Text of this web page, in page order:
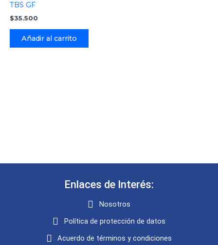
TBS GF
$35.500
Añadir al carrito
Enlaces de Interés:
Nosotros
Política de protección de datos
Acuerdo de términos y condiciones